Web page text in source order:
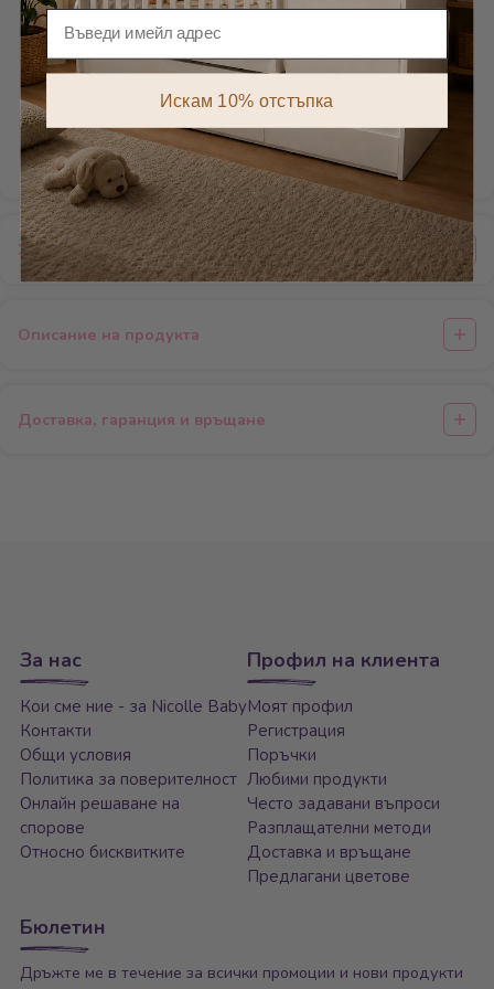
Добави
Добави
Характеристики
Описание на продукта
Доставка, гаранция и връщане
За нас
Кои сме ние - за Nicolle Baby
Контакти
Общи условия
Политика за поверителност
Онлайн решаване на
спорове
Относно бисквитките
Профил на клиента
Моят профил
Регистрация
Поръчки
Любими продукти
Често задавани въпроси
Разплащателни методи
Доставка и връщане
Предлагани цветове
Бюлетин
Дръжте ме в течение за всички промоции и нови продукти
Имейл
Искам 10% отстъпка